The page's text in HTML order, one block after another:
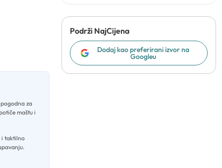
za
maštu i
i taktilno
.
Podrži NajCijena
Dodaj kao preferirani izvor na
Googleu